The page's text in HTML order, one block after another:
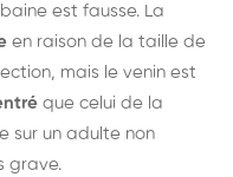
est fausse. La
en raison de la taille de
mais le venin est
que celui de la
sur un adulte non
grave.